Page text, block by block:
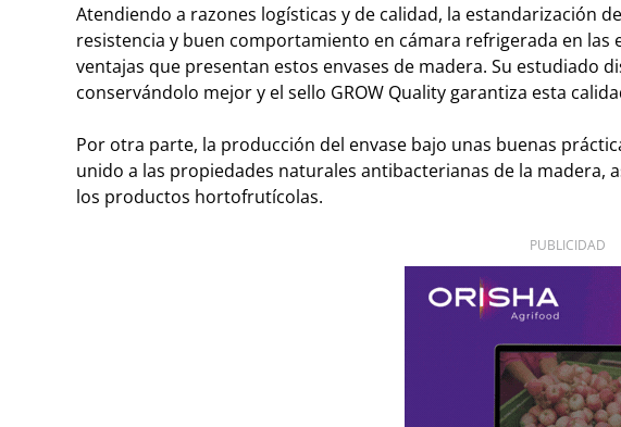
Atendiendo a razones logísticas y de calidad, la estandarización
resistencia y buen comportamiento en cámara refrigerada en las
ventajas que presentan estos envases de madera. Su estudiado
conservándolo mejor y el sello GROW Quality garantiza esta
Por otra parte, la producción del envase bajo unas buenas
unido a las propiedades naturales antibacterianas de la madera,
los productos hortofrutícolas.
PUBLICIDAD